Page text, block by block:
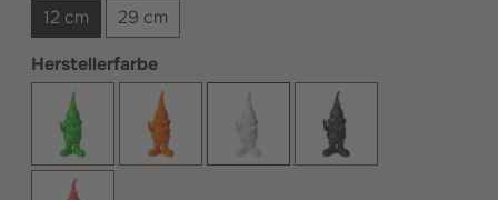
12 cm
29 cm
Herstellerfarbeauswählen
Grün Orange Weiß Schwarz